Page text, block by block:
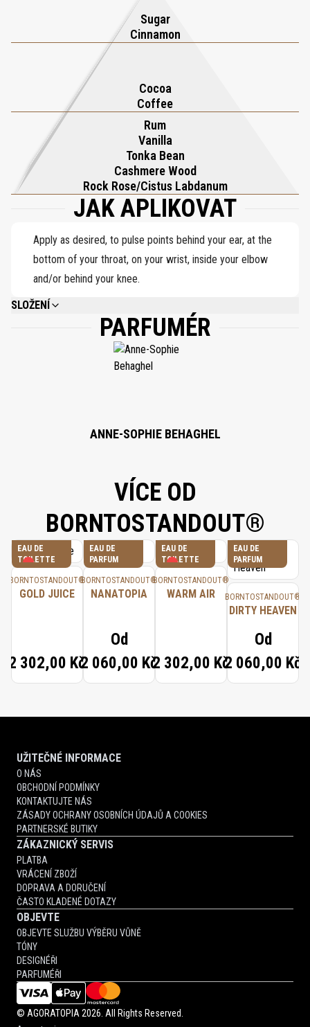
objevuje se jemná hořkost, která vyvažuje požitek. Kávový extrakt
a kakaový absolut přinášejí pražené teplo, zatímco šplouchnutí
rumu dodává chlast, který prohlubuje zážitek. Základ se usadí ve
fazolích tonka, kašmírovém dřevě a labdanu a zabalí sladkost do
měkkého pryskyřičného objetí. Stezka je útulná, rafinovaná a
nekonečně návyková, dokonale se nosí samostatně nebo ve
vrstvách, aby proměnila jakoukoli vůni v dekadentní podpis.
Sugar
Cinnamon
Cocoa
Coffee
Rum
Vanilla
Tonka Bean
Cashmere Wood
Rock Rose/Cistus Labdanum
JAK APLIKOVAT
Apply as desired, to pulse points behind your ear, at the
bottom of your throat, on your wrist, inside your elbow
and/or behind your knee.
SLOŽENÍ
ALCOHOL DENAT., PARFUM (FRAGRANCE), AQUA (WATER), COUMARIN,
PARFUMÉR
ANNE-SOPHIE BEHAGHEL
VÍCE OD
BORNTOSTANDOUT®
EAU DE
TOILETTE
BORNTOSTANDOUT®
GOLD JUICE
2 302,00 Kč
EAU DE
PARFUM
BORNTOSTANDOUT®
NANATOPIA
Od
2 060,00 Kč
EAU DE
TOILETTE
BORNTOSTANDOUT®
WARM AIR
2 302,00 Kč
EAU DE
PARFUM
BORNTOSTANDOUT®
DIRTY HEAVEN
Od
2 060,00 Kč
UŽITEČNÉ INFORMACE
O NÁS
OBCHODNÍ PODMÍNKY
KONTAKTUJTE NÁS
ZÁSADY OCHRANY OSOBNÍCH ÚDAJŮ A COOKIES
PARTNERSKÉ BUTIKY
ZÁKAZNICKÝ SERVIS
PLATBA
VRÁCENÍ ZBOŽÍ
DOPRAVA A DORUČENÍ
ČASTO KLADENÉ DOTAZY
OBJEVTE
OBJEVTE SLUŽBU VÝBĚRU VŮNĚ
TÓNY
DESIGNÉŘI
PARFUMÉŘI
© AGORATOPIA 2026. All Rights Reserved.